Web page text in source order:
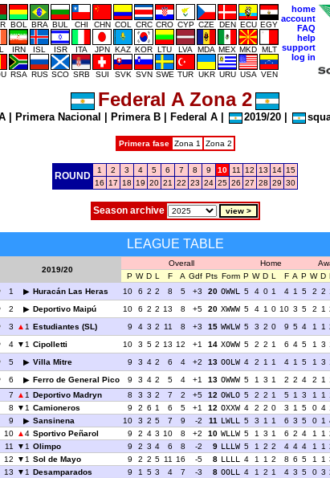
BOL BRA BUL CHI CHN COL CRC CRO CYP CZE DEN ECU EGY
IRN ISL ISR ITA JPN KAZ KOR LTU LVA MDA MEX MKD MLT
RSA RUS SCO SRB SUI SVK SVN SWE TUR UKR URU USA VEN
home
account
FAQ
help
support
log in
Federal A Zona 2
Primera Nacional Primera B Federal A 2019/20
Primera fase Zona 1 Zona 2
ROUND
1 2 3 4 5 6 7 8 9 10 11 12 13 14 15
16
17 18 19 20 21 22 23 24 25 26 27 28 29 30
Season archive
LEAGUE TABLE
2019/20
Overall Home
P W D L F A Gdf Pts Form P W D L F A P W D
1
Huracán Las Heras 10 6 2 2 8 5 +3 20 OWWL 5 4 0 1 4 1 5 2 2
2
Deportivo Maipú 10 6 2 2 13 8 +5 20 XWWW 5 4 1 0 10 3 5 2 1
3
1 Estudiantes (SL) 9 4 3 2 11 8 +3 15 WWLW 5 3 2 0 9 5 4 1 1
4
1 Cipolletti 10 3 5 2 13 12 +1 14 XOWW 5 2 2 1 6 4 5 1 3
5
Villa Mitre 9 3 4 2 6 4 +2 13 OOLW 4 2 1 1 4 1 5 1 3
6
Ferro de General Pico 9 3 4 2 5 4 +1 13 OWWW 5 1 3 1 2 2 4 2 1
7
1 Deportivo Madryn 8 3 3 2 7 2 +5 12 OWLO 5 2 2 1 5 1 3 1 1
8
1 Camioneros 9 2 6 1 6 5 +1 12 OXXW 4 2 2 0 3 1 5 0 4
9
Sansinena 10 3 2 5 7 9 -2 11 LWLL 5 3 1 1 6 3 5 0 1
10
4 Sportivo Peñarol 9 2 4 3 10 8 +2 10 WLLW 5 1 3 1 6 2 4 1 1
11
1 Olimpo 9 2 3 4 6 8 -2 9 LLLW 5 1 2 2 4 4 4 1 1
12
1 Sol de Mayo 9 2 2 5 11 16 -5 8 LLLL 4 1 1 2 8 6 5 1 1
13
1 Desamparados 9 1 5 3 4 7 -3 8 OOLL 4 1 2 1 4 3 5 0 3